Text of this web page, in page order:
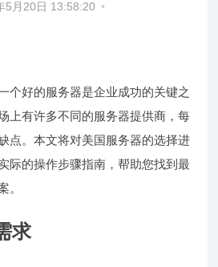
5月20日 13:58:20 •
个好的服务器是企业成功的关键之
上有许多不同的服务器提供商，每
点。本文将对美国服务器的选择进
际的操作步骤指南，帮助您找到最
。
求